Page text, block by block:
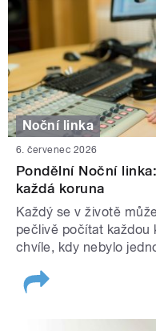
Noční linka
6. červenec 2026
Pondělní Noční
každá koruna
Každý se v životě
pečlivě počítat každou
chvíle, kdy nebylo